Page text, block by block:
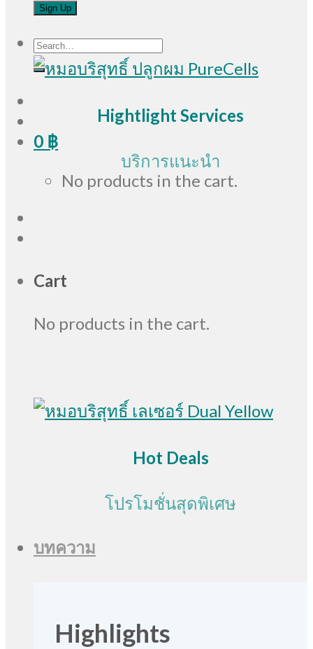
Search
for:
0 ฿
No products in the cart.
Cart
No products in the cart.
Hightlight Services
บริการแนะนำ
Hot Deals
โปรโมชั่นสุดพิเศษ
บทความ
Highlights